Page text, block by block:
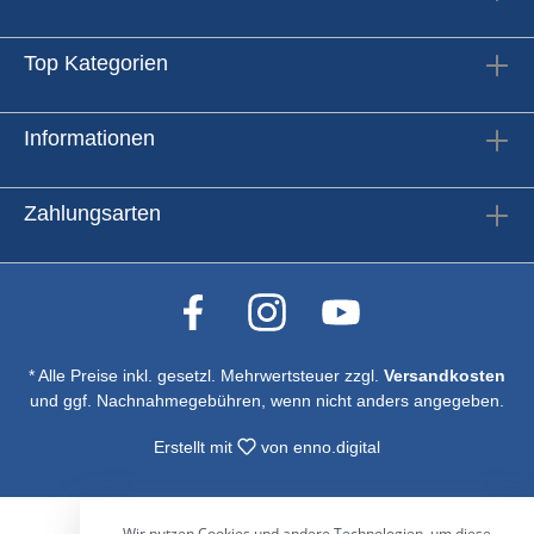
Top Kategorien
Informationen
Zahlungsarten
* Alle Preise inkl. gesetzl. Mehrwertsteuer zzgl. Versandkosten
und ggf. Nachnahmegebühren, wenn nicht anders angegeben.
Erstellt mit vonenno.digital